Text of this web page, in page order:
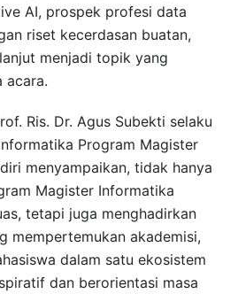
AI, prospek profesi data
riset kecerdasan buatan,
menjadi topik yang
acara.
Ris. Dr. Agus Subekti selaku
Program Magister
menyampaikan, tidak hanya
Magister Informatika
tetapi juga menghadirkan
mempertemukan akademisi,
dalam satu ekosistem
dan berorientasi masa